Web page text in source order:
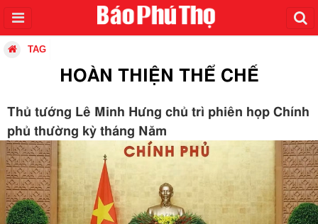
TAG
HOÀN THIỆN THỂ CHẾ
Thủ tướng Lê Minh Hưng chủ trì phiên họp Chính
phủ thường kỳ tháng Năm